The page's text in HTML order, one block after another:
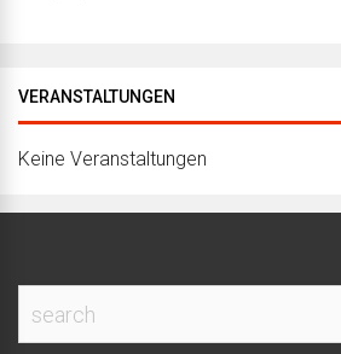
VERANSTALTUNGEN
Keine Veranstaltungen